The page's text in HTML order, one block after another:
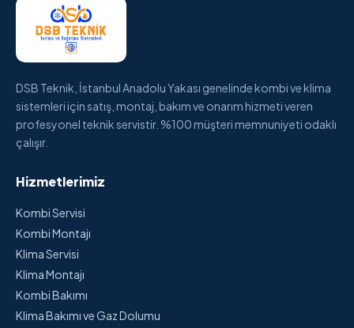
DSB Teknik, İstanbul Anadolu Yakası genelinde kombi ve klima
sistemleri için satış, montaj, bakım ve onarım hizmeti veren
profesyonel teknik servistir. %100 müşteri memnuniyeti odaklı
çalışır.
Hizmetlerimiz
Kombi Servisi
Kombi Montajı
Klima Servisi
Klima Montajı
Kombi Bakımı
Klima Bakımı ve Gaz Dolumu